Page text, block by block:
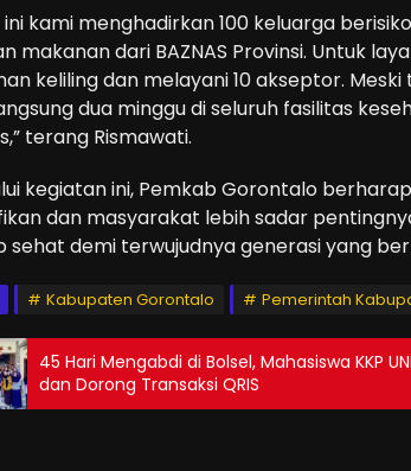
ini kami menghadirkan 100 keluarga
makanan dari BAZNAS Provinsi. Untuk
keliling dan melayani 10 akseptor.
dua minggu di seluruh fasilitas
terang Rismawati.
kegiatan ini, Pemkab Gorontalo
dan masyarakat lebih sadar
sehat demi terwujudnya generasi yang
Kabupaten Gorontalo Pemerintah
45 Hari Mengabdi di Bolsel, Mahasiswa KKP
dan Dorong Transaksi QRIS